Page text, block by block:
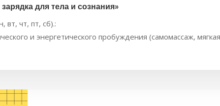
для тела и сознания»
вт, чт, пт, сб).:
и энергетического пробуждения (самомассаж,